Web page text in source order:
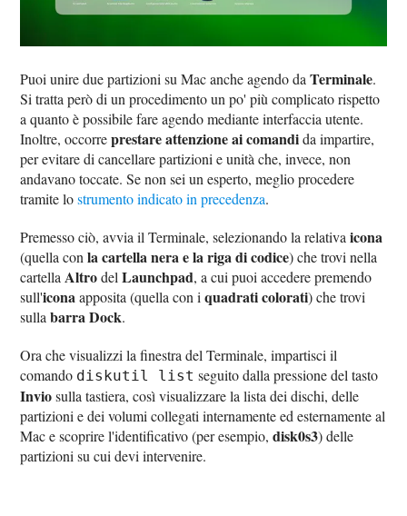
Puoi unire due partizioni su Mac anche agendo daTerminale.
Si tratta però di un procedimento un po' più complicato rispetto
a quanto è possibile fare agendo mediante interfaccia utente.
Inoltre, occorreprestare attenzione ai comandida impartire,
per evitare di cancellare partizioni e unità che, invece, non
andavano toccate. Se non sei un esperto, meglio procedere
tramite lostrumento indicato in precedenza.
Premesso ciò, avvia il Terminale, selezionando la relativaicona
(quella conla cartella nera e la riga di codice) che trovi nella
cartella AltrodelLaunchpad, a cui puoi accedere premendo
sull'icona apposita (quella con iquadrati colorati) che trovi
sullabarra Dock.
Ora che visualizzi la finestra del Terminale, impartisci il
comando diskutil list seguito dalla pressione del tasto
Inviosulla tastiera, così visualizzare la lista dei dischi, delle
partizioni e dei volumi collegati internamente ed esternamente al
Mac e scoprire l'identificativo (per esempio,disk0s3) delle
partizioni su cui devi intervenire.